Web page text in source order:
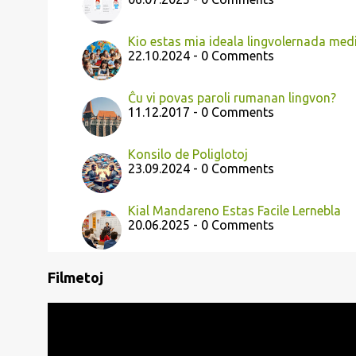
Kio estas mia ideala lingvolernada
22.10.2024 - 0 Comments
Ĉu vi povas paroli rumanan lingvon?
11.12.2017 - 0 Comments
Konsilo de Poliglotoj
23.09.2024 - 0 Comments
Kial Mandareno Estas Facile Lernebla
20.06.2025 - 0 Comments
Filmetoj